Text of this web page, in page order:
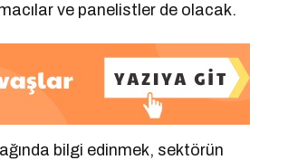
ve panelistler de olacak.
bilgi edinmek, sektörün